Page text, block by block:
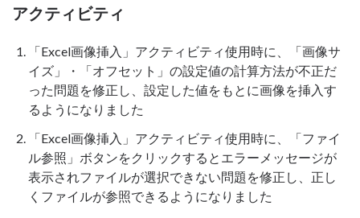
アクティビティ
「Excel画像挿入」アクティビティ使用時に、「画像サ
イズ」・「オフセット」の設定値の計算方法が不正だ
った問題を修正し、設定した値をもとに画像を挿入す
るようになりました
「Excel画像挿入」アクティビティ使用時に、「ファイ
ル参照」ボタンをクリックするとエラーメッセージが
表示されファイルが選択できない問題を修正し、正し
くファイルが参照できるようになりました